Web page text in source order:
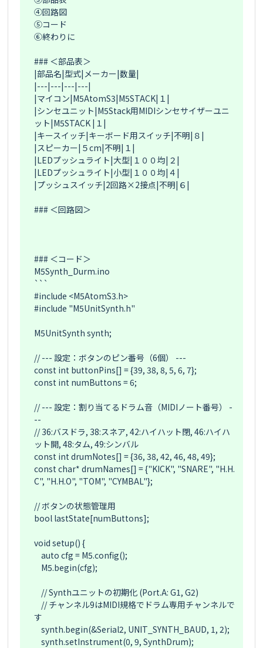
④回路図
⑤コード
⑥終わりに
### ＜部品表＞
|部品名|型式|メーカー|数量|
|---|---|---|---|
|マイコン|M5AtomS3|M5STACK|１|
|シンセユニット|M5Stack用MIDIシンセサイザーユニ
ット|M5STACK |１|
|キースイッチ|キーボード用スイッチ|不明|８|
|スピーカー|５cm|不明|１|
|LEDプッシュライト|大型|１００均|２|
|LEDプッシュライト|小型|１００均|４|
|プッシュスイッチ|2回路×2接点|不明|６|
### ＜回路図＞
### ＜コード＞
M5Synth_Durm.ino
```
#include <M5AtomS3.h>
#include "M5UnitSynth.h"
M5UnitSynth synth;
// --- 設定：ボタンのピン番号（6個） ---
const int buttonPins[] = {39, 38, 8, 5, 6, 7};
const int numButtons = 6;
// --- 設定：割り当てるドラム音（MIDIノート番号） -
--
// 36:バスドラ, 38:スネア, 42:ハイハット閉, 46:ハイハ
ット開, 48:タム, 49:シンバル
const int drumNotes[] = {36, 38, 42, 46, 48, 49};
const char* drumNames[] = {"KICK", "SNARE", "H.H.
C", "H.H.O", "TOM", "CYMBAL"};
// ボタンの状態管理用
bool lastState[numButtons];
void setup() {
    auto cfg = M5.config();
す
    synth.begin(&Serial2, UNIT_SYNTH_BAUD, 1, 2);
    synth.setInstrument(0, 9, SynthDrum);